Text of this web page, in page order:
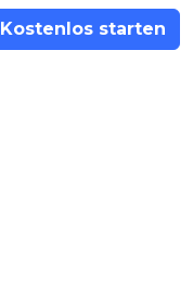
Kostenlos starten